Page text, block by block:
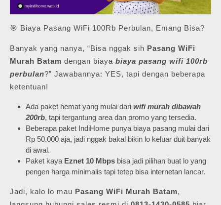
🎯 Biaya Pasang WiFi 100Rb Perbulan, Emang Bisa?
Banyak yang nanya, “Bisa nggak sih Pasang WiFi
Murah Batam dengan biaya biaya pasang wifi 100rb
perbulan?” Jawabannya: YES, tapi dengan beberapa
ketentuan!
Ada paket hemat yang mulai dari wifi murah dibawah
200rb, tapi tergantung area dan promo yang tersedia.
Beberapa paket IndiHome punya biaya pasang mulai dari
Rp 50.000 aja, jadi nggak bakal bikin lo keluar duit banyak
di awal.
Paket kaya Eznet 10 Mbps bisa jadi pilihan buat lo yang
pengen harga minimalis tapi tetep bisa internetan lancar.
Jadi, kalo lo mau Pasang WiFi Murah Batam,